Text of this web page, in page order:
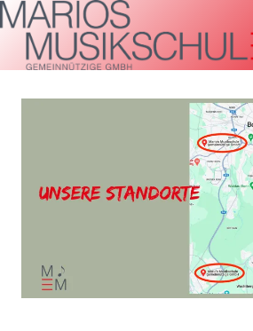
Zum
Inhalt
springen